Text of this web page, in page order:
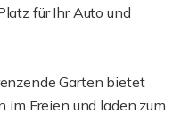
für Ihr Auto und
Garten bietet
im Freien und laden zum